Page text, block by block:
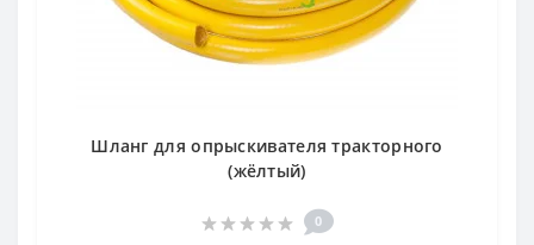
Шланг для опрыскивателя тракторного
(жёлтый)
0